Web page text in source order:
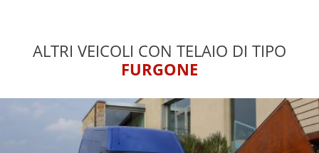
ALTRI VEICOLI CON TELAIO DI TIPO
FURGONE